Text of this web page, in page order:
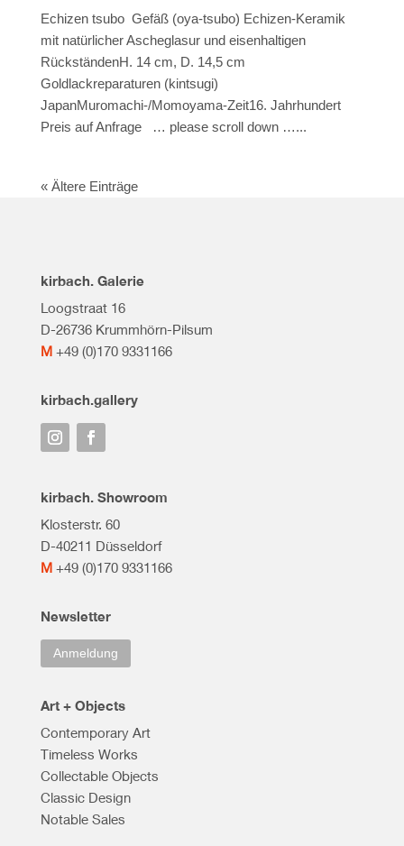
Echizen tsubo Gefäß (oya-tsubo) Echizen-Keramik
mit natürlicher Ascheglasur und eisenhaltigen
RückständenH. 14 cm, D. 14,5 cm
Goldlackreparaturen (kintsugi)
JapanMuromachi-/Momoyama-Zeit16. Jahrhundert
Preis auf Anfrage … please scroll down …...
« Ältere Einträge
kirbach. Galerie
Loogstraat 16
D-26736 Krummhörn-Pilsum
M+49 (0)170 9331166
kirbach.gallery
kirbach. Showroom
Klosterstr. 60
D-40211 Düsseldorf
M+49 (0)170 9331166
Newsletter
Anmeldung
Art + Objects
Contemporary Art
Timeless Works
Collectable Objects
Classic Design
Notable Sales